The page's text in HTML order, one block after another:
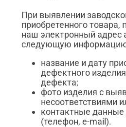
При выявлении
приобретенного товара,
наш электронный адрес
следующую
название и дату
дефектного
дефекта;
фото изделия с
несоответствиями
контактные данные
(телефон, e-mail).